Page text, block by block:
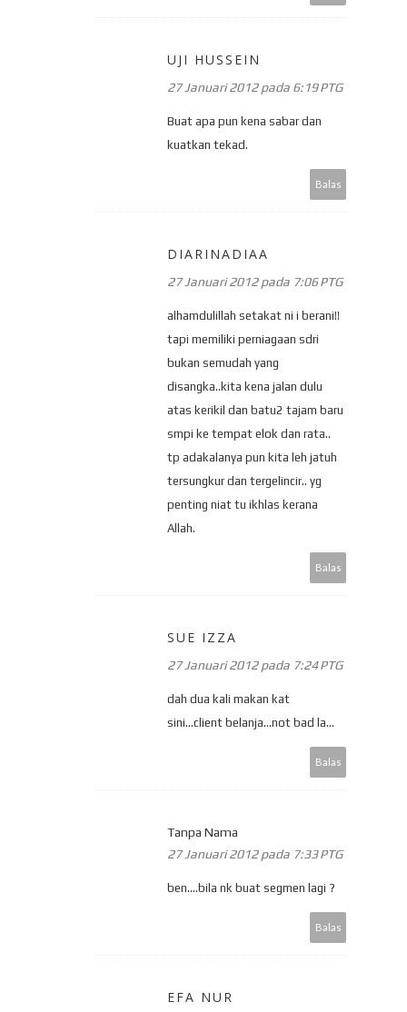
UJI HUSSEIN
27 Januari 2012 pada 6:19 PTG
Buat apa pun kena sabar dan
kuatkan tekad.
Balas
DIARINADIAA
27 Januari 2012 pada 7:06 PTG
alhamdulillah setakat ni i berani!!
tapi memiliki perniagaan sdri
bukan semudah yang
disangka..kita kena jalan dulu
atas kerikil dan batu2 tajam baru
smpi ke tempat elok dan rata..
tp adakalanya pun kita leh jatuh
tersungkur dan tergelincir.. yg
penting niat tu ikhlas kerana
Allah.
Balas
SUE IZZA
27 Januari 2012 pada 7:24 PTG
dah dua kali makan kat
sini...client belanja...not bad la...
Balas
Tanpa Nama
27 Januari 2012 pada 7:33 PTG
ben....bila nk buat segmen lagi ?
Balas
EFA NUR